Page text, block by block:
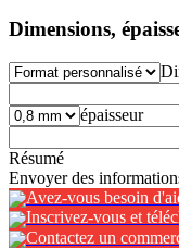
Dimensions,
épaisseur
Résumé
Envoyer des
Avez-vous besoin
Inscrivez-vous et
Contactez un